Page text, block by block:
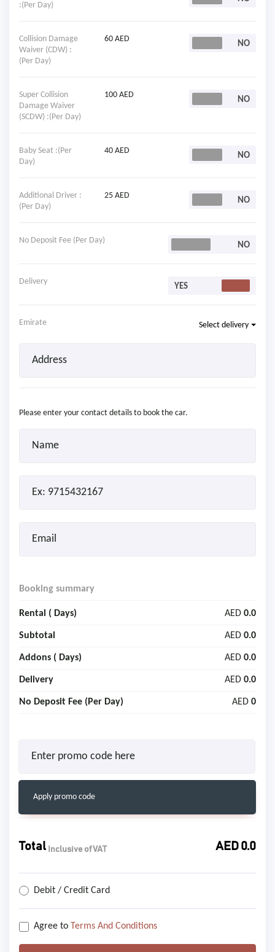
:(Per Day)
Collision Damage
Waiver (CDW) :
(Per Day)
60 AED
Super Collision
Damage Waiver
(SCDW) :(Per Day)
100 AED
Baby Seat :(Per
Day)
40 AED
Additional Driver :
(Per Day)
25 AED
No Deposit Fee (Per Day)
Delivery
Emirate Select delivery
Please enter your contact details to book the car.
Booking summary
Rental ( Days) AED 0.0
Subtotal AED 0.0
Addons ( Days) AED 0.0
Delivery AED 0.0
No Deposit Fee (Per Day) AED 0
Apply promo code
Total Inclusive of VAT AED 0.0
Debit / Credit Card
Agree to Terms And Conditions